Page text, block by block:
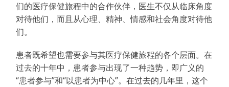
们的医疗保健旅程中的合作伙伴，医生不仅从临床角度
对待他们，而且从心理、精神、情感和社会角度对待他
们。
患者既希望也需要参与其医疗保健旅程的各个层面。在
过去的十年中，患者参与出现了一种趋势，即广义的
“患者参与”和“以患者为中心”。在过去的几年里，这个